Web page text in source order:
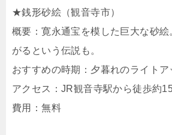
★銭形砂絵（観音寺市）
概要：寛永通宝を模した巨大な砂絵
がるという伝説も。
おすすめの時期：夕暮れのライトア
アクセス：JR観音寺駅から徒歩約
費用：無料